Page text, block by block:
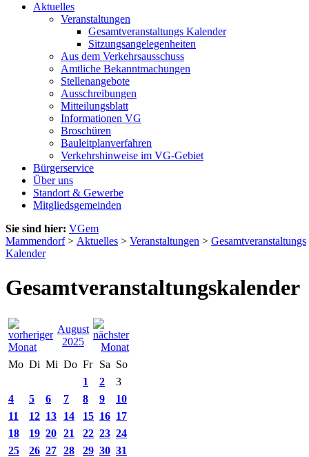
Aktuelles
Veranstaltungen
Gesamtveranstaltungs Kalender
Sitzungsangelegenheiten
Aus dem Verkehrsausschuss
Amtliche Bekanntmachungen
Stellenangebote
Ausschreibungen
Mitteilungsblatt
Informationen VG
Broschüren
Bauleitplanverfahren
Verkehrshinweise im VG-Gebiet
Bürgerservice
Über uns
Standort & Gewerbe
Mitgliedsgemeinden
Sie sind hier: VGem
Mammendorf> Aktuelles > Veranstaltungen > Gesamtveranstaltungs
Kalender
Gesamtveranstaltungskalender
August
2025
Mo Di Mi Do Fr Sa So
1
2
3
4
5 6 7 8 9
10
11
12 13 14 15 16 17
18
19 20 21 22 23 24
25
26 27 28 29 30 31